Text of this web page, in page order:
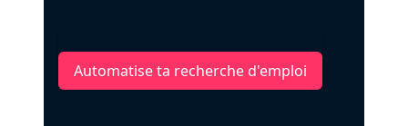
Automatise ta recherche d'emploi